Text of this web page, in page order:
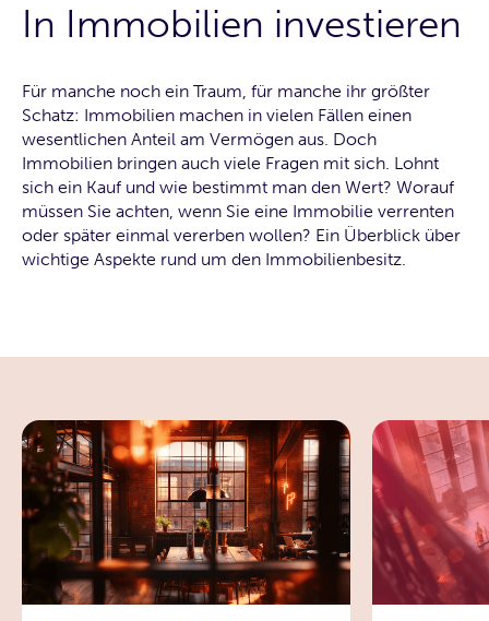
In Immobilien investieren
Für manche noch ein Traum, für manche ihr größter
Schatz: Immobilien machen in vielen Fällen einen
wesentlichen Anteil am Vermögen aus. Doch
Immobilien bringen auch viele Fragen mit sich. Lohnt
sich ein Kauf und wie bestimmt man den Wert? Worauf
müssen Sie achten, wenn Sie eine Immobilie verrenten
oder später einmal vererben wollen? Ein Überblick über
wichtige Aspekte rund um den Immobilienbesitz.